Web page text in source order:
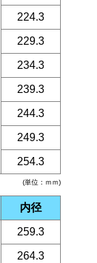
(単位：ｍｍ)
224.3
229.3
234.3
239.3
244.3
249.3
254.3
内径
259.3
264.3